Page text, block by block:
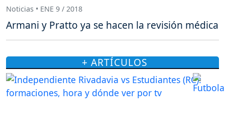
Noticias • ENE 9 / 2018
Armani y Pratto ya se hacen la revisión médica
+ ARTÍCULOS